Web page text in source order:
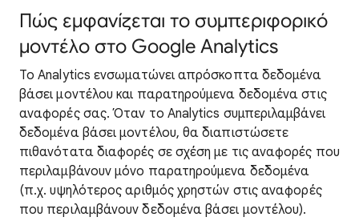
Πώς εμφανίζεται το συμπεριφορικό
μοντέλο στο Google Analytics
Το Analytics ενσωματώνει απρόσκοπτα δεδομένα
βάσει μοντέλου και παρατηρούμενα δεδομένα στις
αναφορές σας. Όταν το Analytics συμπεριλαμβάνει
δεδομένα βάσει μοντέλου, θα διαπιστώσετε
πιθανότατα διαφορές σε σχέση με τις αναφορές που
περιλαμβάνουν μόνο παρατηρούμενα δεδομένα
(π.χ. υψηλότερος αριθμός χρηστών στις αναφορές
που περιλαμβάνουν δεδομένα βάσει μοντέλου).